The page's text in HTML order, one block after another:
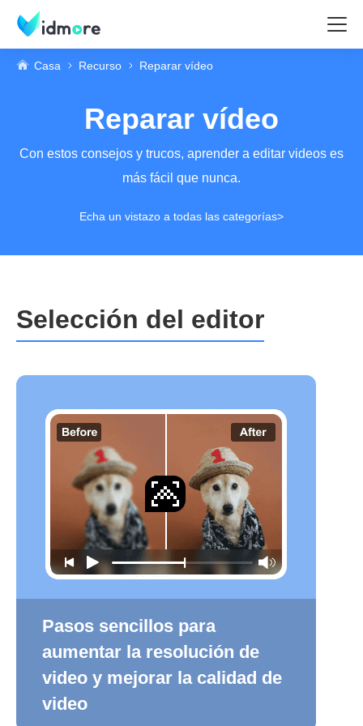
Casa Recurso Reparar vídeo
Reparar vídeo
Con estos consejos y trucos, aprender a editar videos es
más fácil que nunca.
Echa un vistazo a todas las categorías>
Selección del editor
Pasos sencillos para
aumentar la resolución de
video y mejorar la calidad de
video